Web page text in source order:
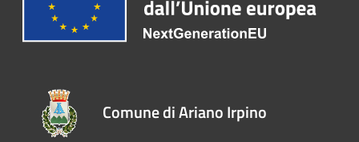
Comune di Ariano Irpino